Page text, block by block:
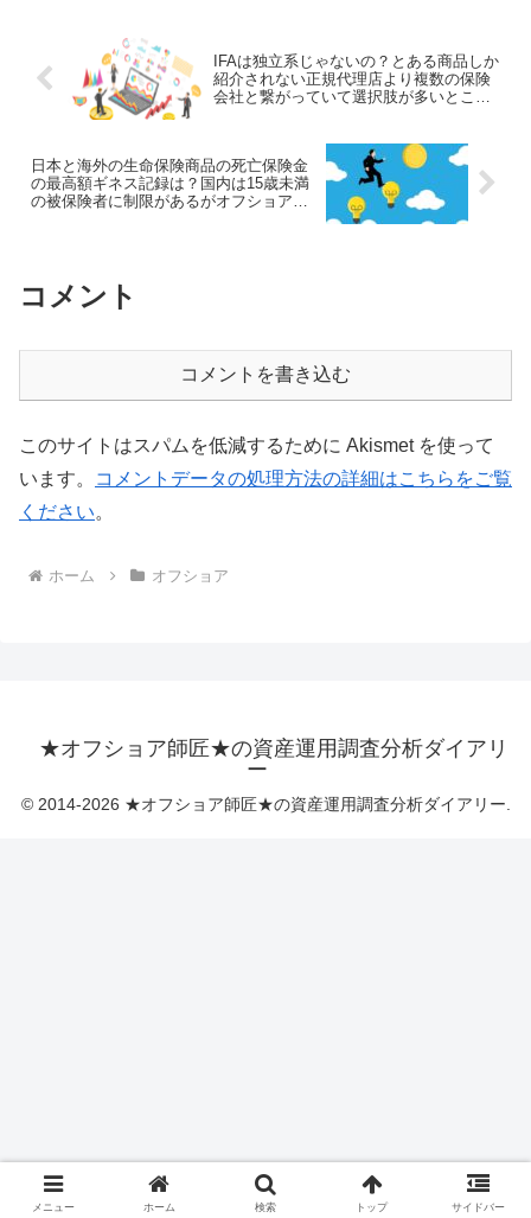
IFAは独立系じゃないの？とある商品しか
紹介されない正規代理店より複数の保険
会社と繋がっていて選択肢が多いところ
日本と海外の生命保険商品の死亡保険金
の最高額ギネス記録は？国内は15歳未満
の被保険者に制限があるがオフショア地
コメント
コメントを書き込む
このサイトはスパムを低減するために Akismet を使って
います。
コメントデータの処理方法の詳細はこちらをご覧
ください。
ホーム オフショア
★オフショア師匠★の資産運用調査分析ダイアリ
ー
© 2014-2026 ★オフショア師匠★の資産運用調査分析ダイアリー.
メニュー ホーム 検索 トップ サイドバー